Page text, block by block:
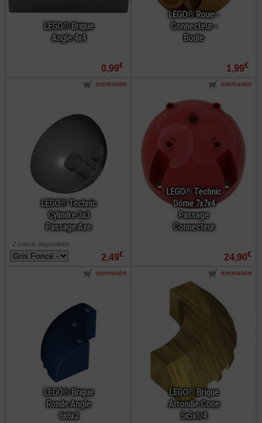
LEGO® Brique
Angle 4x4
0,99€
LEGO® Roue -
Connecteur -
Boule
1,99€
LEGO® Technic
Cylindre 3x3
Passage Axe
2,49€
commander
2 coloris disponibles
LEGO® Technic
Dôme 7x7x4
Passage
Connecteur
24,90€
commander
LEGO® Brique
Ronde Angle
6x6x2
commander
LEGO® Brique
Arrondie Cone
5x5x1/4
commander